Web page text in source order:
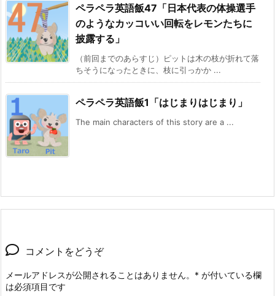
ペラペラ英語飯47「日本代表の体操選手
のようなカッコいい回転をレモンたちに
披露する」
（前回までのあらすじ）ピットは木の枝が折れて落
ちそうになったときに、枝に引っかか ...
ペラペラ英語飯1「はじまりはじまり」
The main characters of this story are a ...
コメントをどうぞ
メールアドレスが公開されることはありません。 * が付いている欄
は必須項目です